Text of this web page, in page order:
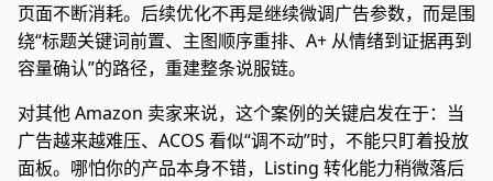
页面不断消耗。后续优化不再是继续微调广告参数，而是围
绕“标题关键词前置、主图顺序重排、A+ 从情绪到证据再到
容量确认”的路径，重建整条说服链。
对其他 Amazon 卖家来说，这个案例的关键启发在于：当
广告越来越难压、ACOS 看似“调不动”时，不能只盯着投放
面板。哪怕你的产品本身不错，Listing 转化能力稍微落后